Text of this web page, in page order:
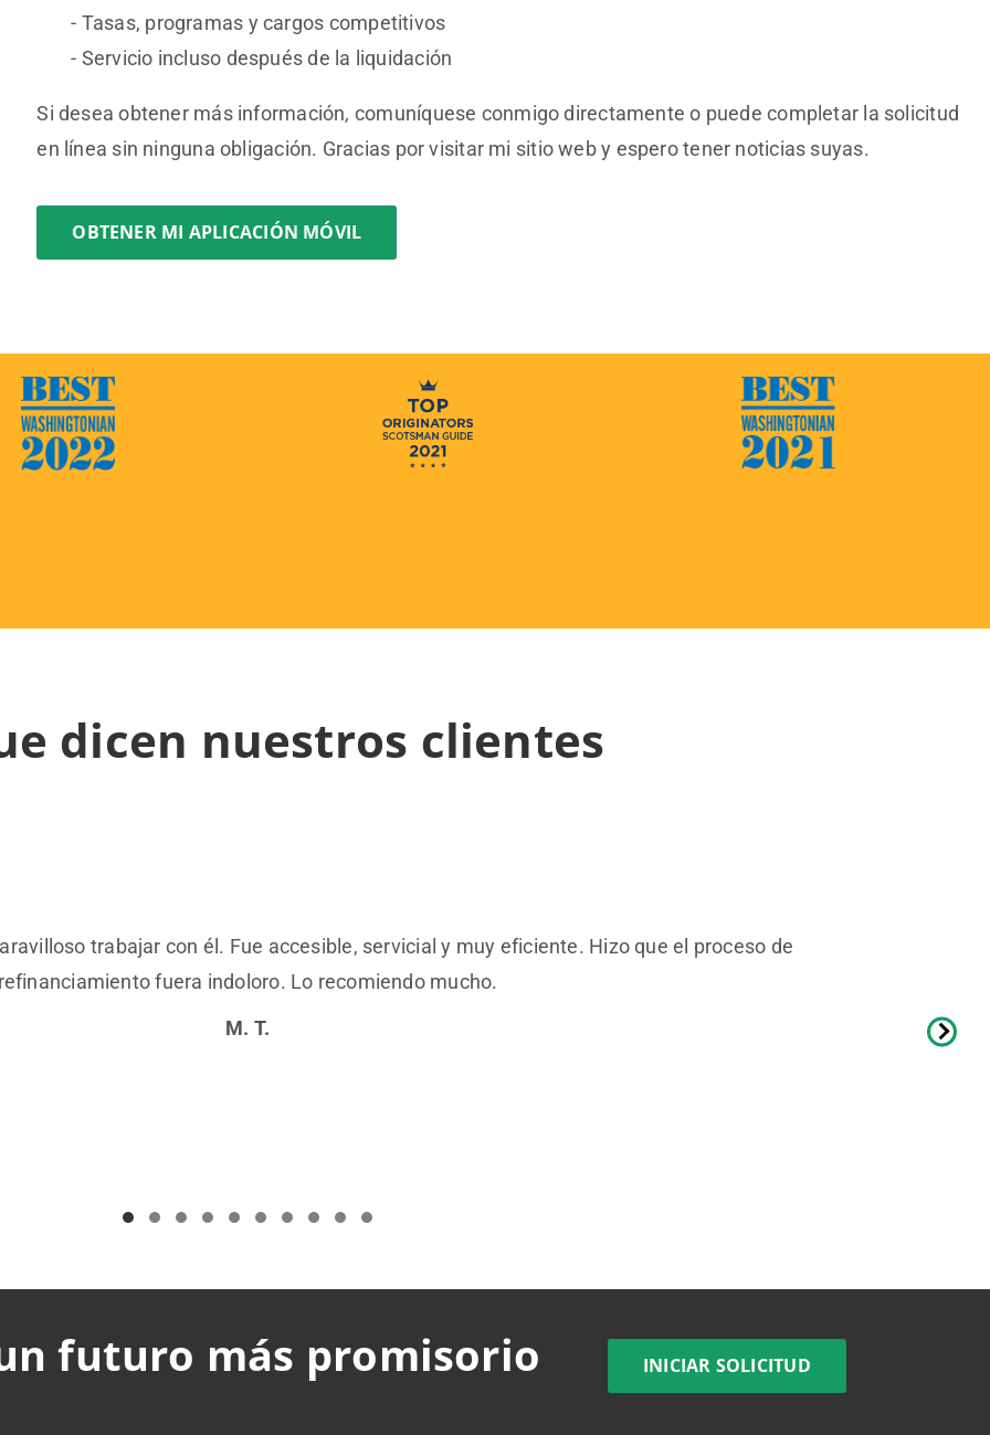
Tasas, programas y cargos competitivos
Servicio incluso después de la liquidación
Si desea obtener más información, comuníquese conmigo directamente o puede completar la solicitud
en línea sin ninguna obligación. Gracias por visitar mi sitio web y espero tener noticias suyas.
OBTENER MI APLICACIÓN MÓVIL
dicen nuestros clientes
trabajar con él. Fue accesible, servicial y muy eficiente. Hizo que el proceso de
fuera indoloro. Lo recomiendo mucho.
M. T.
futuro más promisorio INICIAR SOLICITUD